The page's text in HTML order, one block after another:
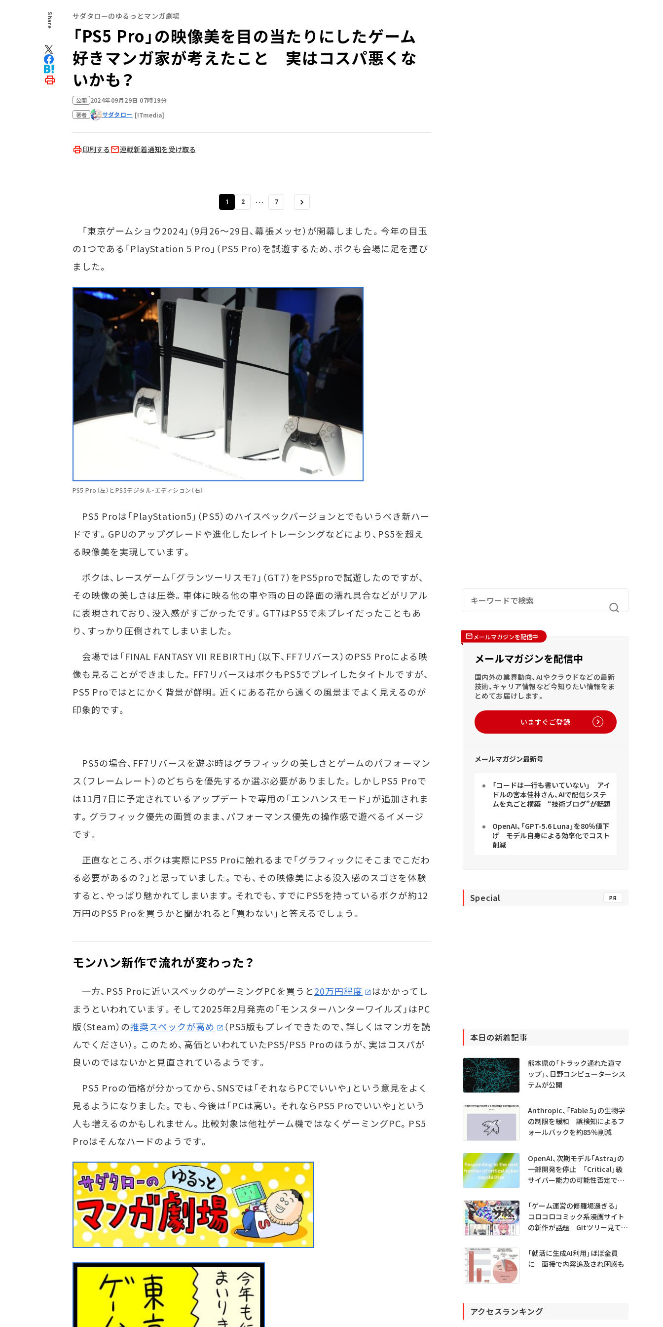
Share サダタローのゆるっとマンガ劇場
「PS5 Pro」の映像美を目の当たりにしたゲーム
好きマンガ家が考えたこと 実はコスパ悪くな
いかも？
公開 2024年09月29日 07時19分
著者 サダタロー [ITmedia]
印刷する 連載新着通知を受け取る
1 2 … 7
「東京ゲームショウ2024」（9月26～29日、幕張メッセ）が開幕しました。今年の目玉
の1つである「PlayStation 5 Pro」（PS5 Pro）を試遊するため、ボクも会場に足を運び
ました。
PS5 Pro（左）とPS5デジタル・エディション（右）
PS5 Proは「PlayStation5」（PS5）のハイスペックバージョンとでもいうべき新ハー
ドです。GPUのアップグレードや進化したレイトレーシングなどにより、PS5を超え
る映像美を実現しています。
ボクは、レースゲーム「グランツーリスモ7」（GT7）をPS5proで試遊したのですが、
その映像の美しさは圧巻。車体に映る他の車や雨の日の路面の濡れ具合などがリアル
に表現されており、没入感がすごかったです。GT7はPS5で未プレイだったこともあ
り、すっかり圧倒されてしまいました。
会場では「FINAL FANTASY VII REBIRTH」（以下、FF7リバース）のPS5 Proによる映
像も見ることができました。FF7リバースはボクもPS5でプレイしたタイトルですが、
PS5 Proではとにかく背景が鮮明。近くにある花から遠くの風景までよく見えるのが
印象的です。
PS5の場合、FF7リバースを遊ぶ時はグラフィックの美しさとゲームのパフォーマン
ス（フレームレート）のどちらを優先するか選ぶ必要がありました。しかしPS5 Proで
は11月7日に予定されているアップデートで専用の「エンハンスモード」が追加されま
す。グラフィック優先の画質のまま、パフォーマンス優先の操作感で遊べるイメージ
です。
正直なところ、ボクは実際にPS5 Proに触れるまで「グラフィックにそこまでこだわ
る必要があるの？」と思っていました。でも、その映像美による没入感のスゴさを体験
すると、やっぱり魅かれてしまいます。それでも、すでにPS5を持っているボクが約12
万円のPS5 Proを買うかと聞かれると「買わない」と答えるでしょう。
モンハン新作で流れが変わった？
一方、PS5 Proに近いスペックのゲーミングPCを買うと20万円程度
はかかってし
まうといわれています。そして2025年2月発売の「モンスターハンターワイルズ」はPC
版（Steam）の推奨スペックが高め
（PS5版もプレイできたので、詳しくはマンガを読
んでください）。このため、高価といわれていたPS5/PS5 Proのほうが、実はコスパが
良いのではないかと見直されているようです。
PS5 Proの価格が分かってから、SNSでは「それならPCでいいや」という意見をよく
見るようになりました。でも、今後は「PCは高い。それならPS5 Proでいいや」という
人も増えるのかもしれません。比較対象は他社ゲーム機ではなくゲーミングPC。PS5
Proはそんなハードのようです。
メールマガジンを配信中
メールマガジンを配信中
国内外の業界動向、AIやクラウドなどの最新
技術、キャリア情報など今知りたい情報をま
とめてお届けします。
いますぐご登録
メールマガジン最新号
「コードは一行も書いていない」 アイ
ドルの宮本佳林さん、AIで配信システ
ムを丸ごと構築 “技術ブログ”が話題
OpenAI、「GPT-5.6 Luna」を80％値下
げ モデル自身による効率化でコスト
削減
Special PR
本日の新着記事
熊本県の「トラック通れた道マ
ップ」、日野コンピューターシス
テムが公開
Anthropic、「Fable 5」の生物学
の制限を緩和 誤検知によるフ
ォールバックを約85％削減
OpenAI、次期モデル「Astra」の
一部開発を停止 「Critical」級
サイバー能力の可能性否定でき
「ゲーム運営の修羅場過ぎる」
コロコロコミック系漫画サイト
の新作が話題 Gitツリー見てガ
「就活に生成AI利用」ほぼ全員
に 面接で内容追及され困惑も
アクセスランキング